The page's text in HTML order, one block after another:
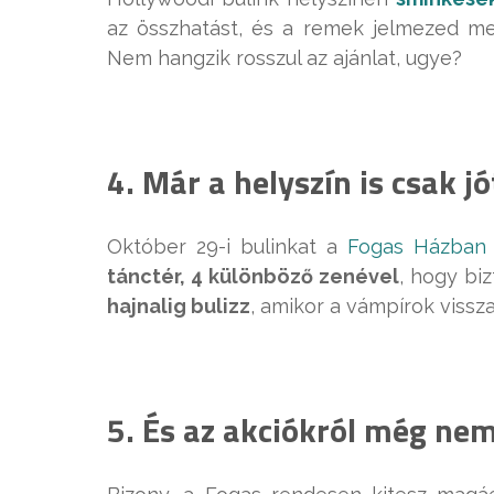
az összhatást, és a remek jelmezed
Nem hangzik rosszul az ajánlat, ugye?
4. Már a helyszín is csak
Október 29-i bulinkat a Fogas Házban
tánctér, 4 különböző zenével, hogy
hajnalig bulizz, amikor a vámpírok
5. És az akciókról még